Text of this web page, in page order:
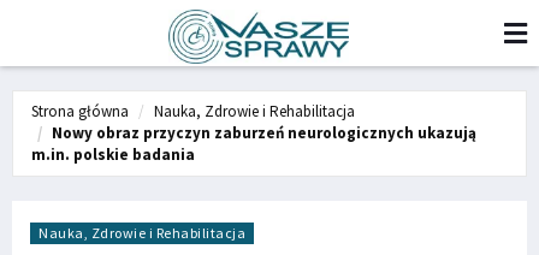
Strona główna
Nauka, Zdrowie i Rehabilitacja
Nowy obraz przyczyn zaburzeń neurologicznych ukazują
m.in. polskie badania
Nauka, Zdrowie i Rehabilitacja